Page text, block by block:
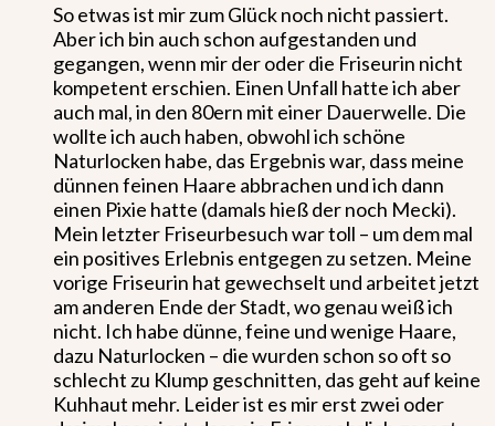
So etwas ist mir zum Glück noch nicht passiert.
Aber ich bin auch schon aufgestanden und
gegangen, wenn mir der oder die Friseurin nicht
kompetent erschien. Einen Unfall hatte ich aber
auch mal, in den 80ern mit einer Dauerwelle. Die
wollte ich auch haben, obwohl ich schöne
Naturlocken habe, das Ergebnis war, dass meine
dünnen feinen Haare abbrachen und ich dann
einen Pixie hatte (damals hieß der noch Mecki).
Mein letzter Friseurbesuch war toll – um dem mal
ein positives Erlebnis entgegen zu setzen. Meine
vorige Friseurin hat gewechselt und arbeitet jetzt
am anderen Ende der Stadt, wo genau weiß ich
nicht. Ich habe dünne, feine und wenige Haare,
dazu Naturlocken – die wurden schon so oft so
schlecht zu Klump geschnitten, das geht auf keine
Kuhhaut mehr. Leider ist es mir erst zwei oder